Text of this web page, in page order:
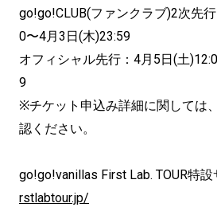
go!go!CLUB(ファンクラブ)2次先
0〜4月3日(木)23:59
オフィシャル先行：4月5日(土
9
※チケット申込み詳細に関しては
認ください。
go!go!vanillas First Lab. TOUR特設
rstlabtour.jp/